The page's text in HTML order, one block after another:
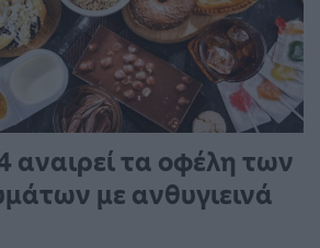
αναιρεί τα οφέλη των
με ανθυγιεινά